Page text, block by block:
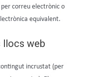
per correu electrònic o
equivalent.
llocs web
incrustat (per